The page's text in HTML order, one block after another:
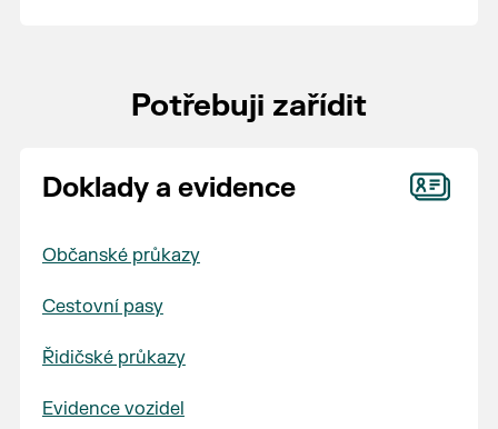
Potřebuji zařídit
Doklady a evidence
Občanské průkazy
Cestovní pasy
Řidičské průkazy
Evidence vozidel